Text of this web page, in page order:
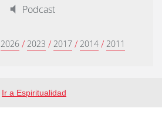
Podcast
2026 / 2023 / 2017 / 2014 / 2011
Ir a Espiritualidad